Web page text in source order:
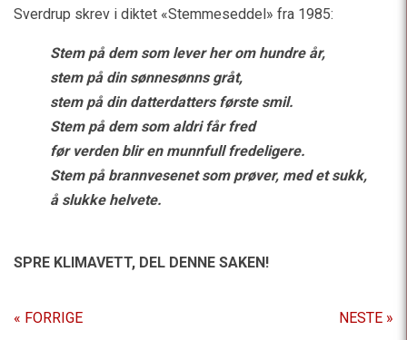
Sverdrup skrev i diktet «Stemmeseddel» fra 1985:
Stem på dem som lever her om hundre år,
stem på din sønnesønns gråt,
stem på din datterdatters første smil.
Stem på dem som aldri får fred
før verden blir en munnfull fredeligere.
Stem på brannvesenet som prøver, med et sukk,
å slukke helvete.
SPRE KLIMAVETT, DEL DENNE SAKEN!
« FORRIGE NESTE »